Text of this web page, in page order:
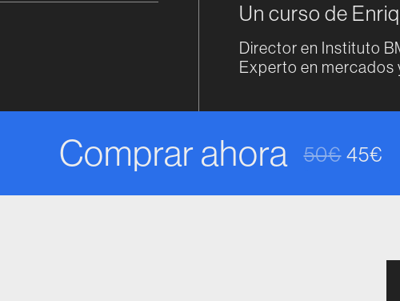
Un curso de
Director en Instituto
Experto en mercados
Comprar ahora 50€ El
45€
El